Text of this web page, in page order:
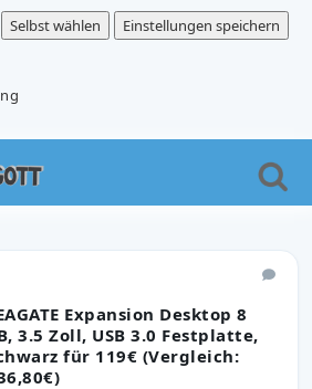
Selbst wählen
Einstellungen speichern
Expansion Desktop 8
3.5 Zoll, USB 3.0 Festplatte,
für 119€ (Vergleich: